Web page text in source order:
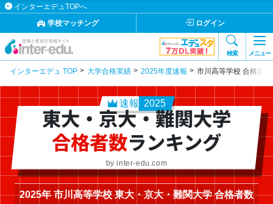
インターエデュTOPへ
学校マッチング
ログイン
検索 メニュー
インターエデュ TOP 大学合格実績 2025年度速報 市川高等学校 合格実績
速報 2025
東大・京大・難関大学
合格者数ランキング
by inter-edu.com
2025年 市川高等学校 東大・京大・難関大学 合格者数